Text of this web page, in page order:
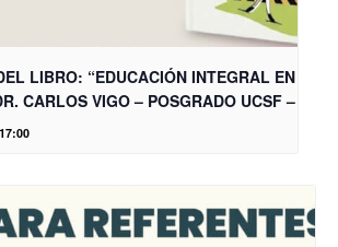
LIBRO: “EDUCACIÓN INTEGRAL EN
CARLOS VIGO – POSGRADO UCSF –
17:00